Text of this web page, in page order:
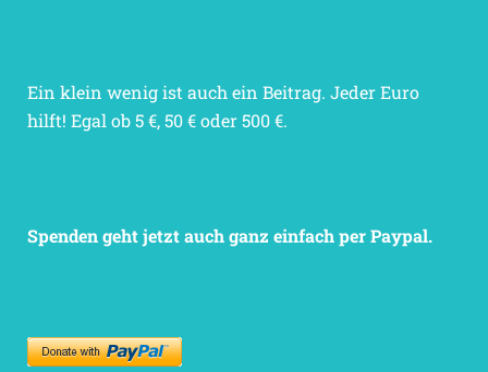
Ein klein wenig ist auch ein Beitrag. Jeder Euro
hilft! Egal ob 5 €, 50 € oder 500 €.
Spenden geht jetzt auch ganz einfach per Paypal.